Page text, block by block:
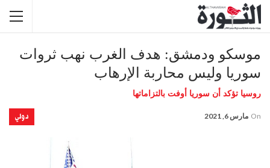
موسكو ودمشق: هدف الغرب نهب ثروات
سوريا وليس محاربة الإرهاب
روسيا تؤكد أن سوريا أوفت بالتزاماتها
دولي On مارس 6, 2021